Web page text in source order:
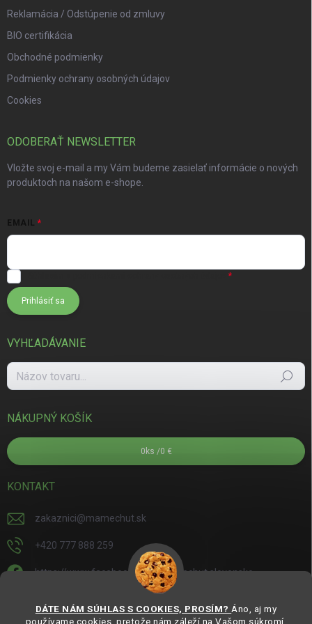
DÁTE NÁM SÚHLAS S COOKIES, PROSÍM? Áno, aj my
používame cookies, pretože nám záleží na Vašom súkromí.
Reklamácia / Odstúpenie od zmluvy
BIO certifikácia
Obchodné podmienky
Podmienky ochrany osobných údajov
Cookies
ODOBERAŤ NEWSLETTER
Vložte svoj e-mail a my Vám budeme zasielať informácie o nových
produktoch na našom e-shope.
EMAIL
Prihlásiť sa
VYHĽADÁVANIE
Hľadať
NÁKUPNÝ KOŠÍK
0 ks /0 €
KONTAKT
zakaznici@mamechut.sk
+420 777 888 259
https://www.facebook.com/mamechut.slovensko